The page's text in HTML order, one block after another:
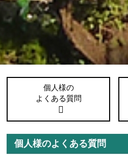
個人様の
よくある質問
個人様のよくある質問